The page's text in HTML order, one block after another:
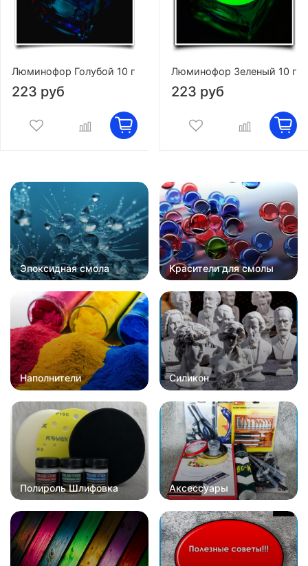
Люминофор Голубой 10 г
223 руб
Люминофор Зеленый 10 г
223 руб
Эпоксидная смола Красители для смолы
Наполнители Силикон
Полироль Шлифовка Аксессуары